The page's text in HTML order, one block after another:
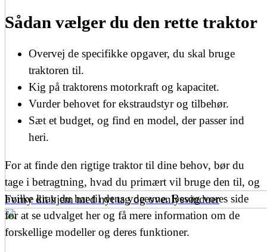
Forny dit hjem med nyt tag og ovenlysvinduer
Sådan vælger du den rette traktor
Overvej de specifikke opgaver, du skal bruge
traktoren til.
Kig på traktorens motorkraft og kapacitet.
Vurder behovet for ekstraudstyr og tilbehør.
Sæt et budget, og find en model, der passer ind
heri.
For at finde den rigtige traktor til dine behov, bør du
tage i betragtning, hvad du primært vil bruge den til, og
hvilke krav du har til dens ydeevne. Besøg vores side
for at se udvalget herog få mere information om de
forskellige modeller og deres funktioner.